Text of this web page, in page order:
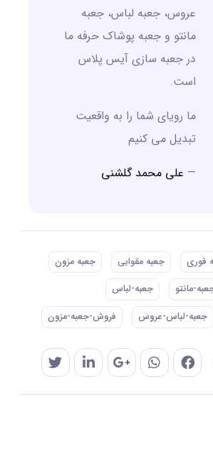
عروس، جعبه لباس، جعبه
مانتو و جعبه پوشاک حرفه ما
در جعبه سازی آیس پلاس
است.
ما رویای شما را به واقعیت
تبدیل می کنیم
علی محمد گلشنی
فوری جعبه مقوایی
جعبه مزون
مانتو
جعبه-لباس
جعبه-لباس-عروس فروش-جعبه-مزون